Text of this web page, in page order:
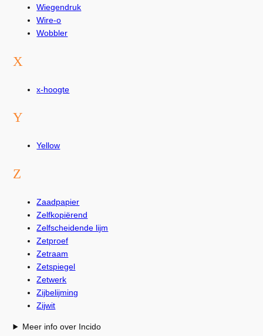
Wiegendruk
Wire-o
Wobbler
X
x-hoogte
Y
Yellow
Z
Zaadpapier
Zelfkopiërend
Zelfscheidende lijm
Zetproef
Zetraam
Zetspiegel
Zetwerk
Zijbelijming
Zijwit
Meer info over Incido